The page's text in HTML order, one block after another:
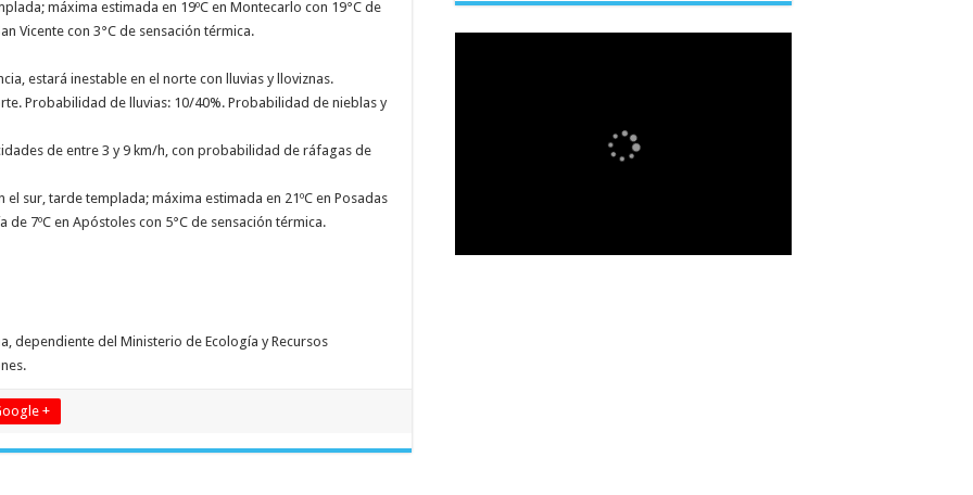
máxima estimada en 19ºC en Montecarlo con 19°C de
Vicente con 3°C de sensación térmica.
estará inestable en el norte con lluvias y lloviznas.
Probabilidad de lluvias: 10/40%. Probabilidad de nieblas y
de entre 3 y 9 km/h, con probabilidad de ráfagas de
sur, tarde templada; máxima estimada en 21ºC en Posadas
7ºC en Apóstoles con 5°C de sensación térmica.
dependiente del Ministerio de Ecología y Recursos
+